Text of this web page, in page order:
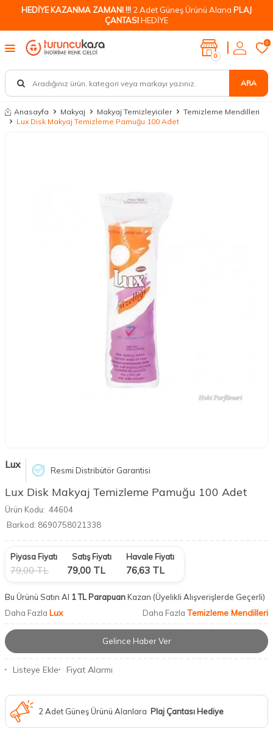
HEDİYE KAZANMA ZAMANI !!! 2 Adet Güneş Ürünü Alana PLAJ
ÇANTASIHEDİYE
ARA
0
0
Anasayfa Makyaj Makyaj Temizleyiciler
Temizleme Mendilleri
Lux Disk Makyaj Temizleme Pamuğu 100 Adet
Lux Resmi Distribütör Garantisi
Lux Disk Makyaj Temizleme Pamuğu 100 Adet
Ürün Kodu: 44604
Barkod: 8690758021338
Piyasa Fiyatı
79,00TL
Satış Fiyatı
79,00 TL
Havale Fiyatı
76,63 TL
Bu Ürünü Satın Al 1 TL ParapuanKazan (Üyelikli Alışverişlerde Geçerli)
Daha Fazla Lux Daha Fazla Temizleme Mendilleri
Gelince Haber Ver
Listeye Ekle Fiyat Alarmı
2 Adet Güneş Ürünü Alanlara Plaj Çantası Hediye